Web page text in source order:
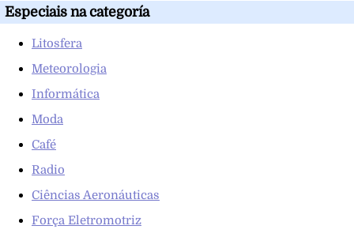
Especiais na categoría
Litosfera
Meteorologia
Informática
Moda
Café
Radio
Ciências Aeronáuticas
Força Eletromotriz